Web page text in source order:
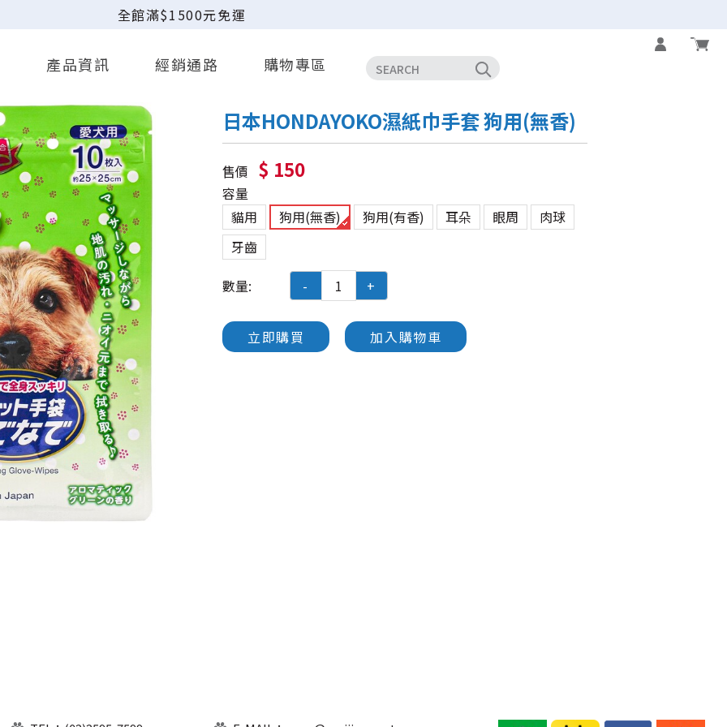
全館滿$1500元免運
產品資訊 經銷通路 購物專區
日本HONDAYOKO濕紙巾手套 狗用(無香)
售價 $ 150
容量
貓用
狗用(無香) 狗用(有香) 耳朵 眼周
肉球
牙齒
數量:
- +
立即購買 加入購物車